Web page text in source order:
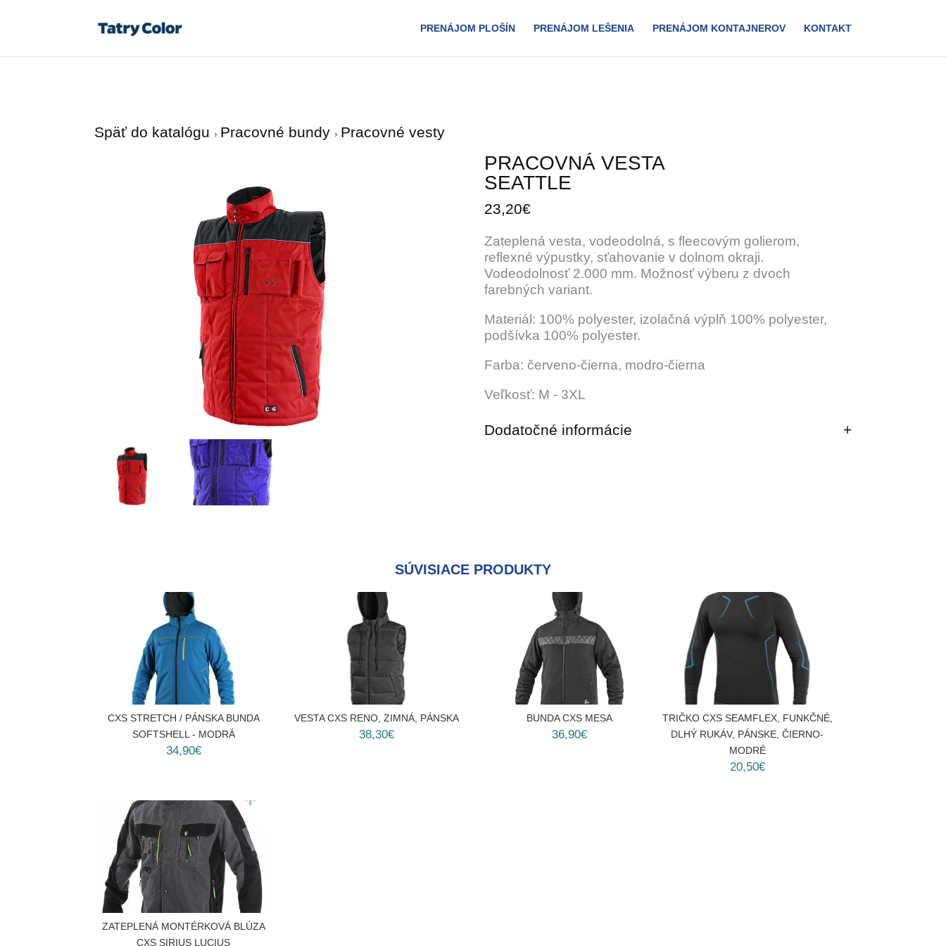
PRENÁJOM PLOŠÍN PRENÁJOM LEŠENIA PRENÁJOM KONTAJNEROV KONTAKT
Späť do katalógu Pracovné bundy Pracovné vesty
PRACOVNÁ VESTA
SEATTLE
23,20€
Zateplená vesta, vodeodolná, s fleecovým golierom,
reflexné výpustky, sťahovanie v dolnom okraji.
Vodeodolnosť 2.000 mm. Možnosť výberu z dvoch
farebných variant.
Materiál: 100% polyester, izolačná výplň 100% polyester,
podšívka 100% polyester.
Farba: červeno-čierna, modro-čierna
Veľkosť: M - 3XL
Dodatočné informácie
SÚVISIACE PRODUKTY
CXS STRETCH / PÁNSKA BUNDA
SOFTSHELL - MODRÁ
34,90€
VESTA CXS RENO, ZIMNÁ, PÁNSKA
38,30€
BUNDA CXS MESA
36,90€
TRIČKO CXS SEAMFLEX, FUNKČNÉ,
DLHÝ RUKÁV, PÁNSKE, ČIERNO-
MODRÉ
20,50€
ZATEPLENÁ MONTÉRKOVÁ BLÚZA
CXS SIRIUS LUCIUS